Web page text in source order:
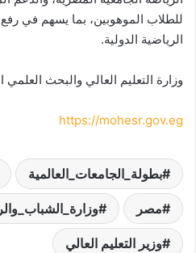
للطلاب الموهوبين، بما يسهم في
الرياضية الدولية.
وزارة التعليم العالي والبحث
https://mohesr.gov.eg
بطولة_الجامعات_العالمية
مصر
وزير التعليم العالي